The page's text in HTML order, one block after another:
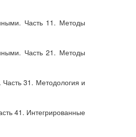
Часть 11. Методы
Часть 21. Методы
31. Методология и
41. Интегрированные